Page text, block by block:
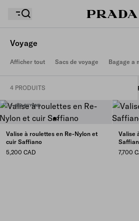
Désolé, votre panier
Désolé, votre panier
Connectez-vous ou créez un
enregistrez vos articles favoris et
ici.
Connectez-vous ou créez un
Voyage
Afficher tout Sacs de voyage Bagage a
4 PRODUITS
Valise à roulettes en Re-Nylon et
cuir Saffiano
5,200 CAD
Valise
7,700